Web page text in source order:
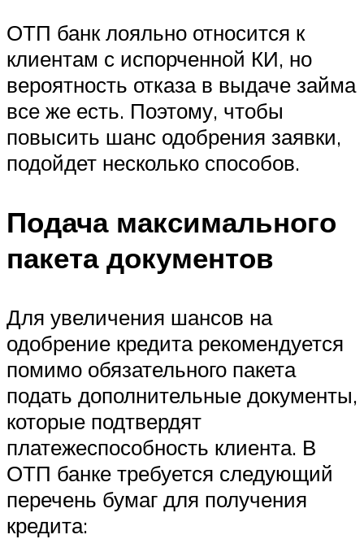
ОТП банк лояльно относится к
клиентам с испорченной КИ, но
вероятность отказа в выдаче займа
все же есть. Поэтому, чтобы
повысить шанс одобрения заявки,
подойдет несколько способов.
Подача максимального
пакета документов
Для увеличения шансов на
одобрение кредита рекомендуется
помимо обязательного пакета
подать дополнительные документы,
которые подтвердят
платежеспособность клиента. В
ОТП банке требуется следующий
перечень бумаг для получения
кредита: